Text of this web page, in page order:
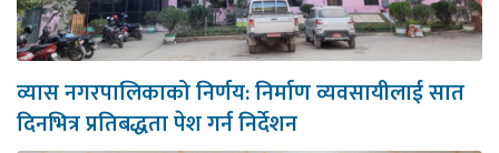
व्यास नगरपालिकाको निर्णय: निर्माण व्यवसायीलाई सात
दिनभित्र प्रतिबद्धता पेश गर्न निर्देशन